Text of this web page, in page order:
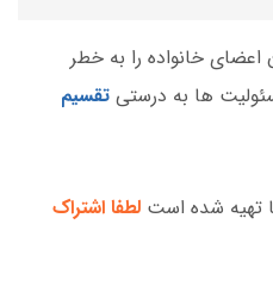
خانواده را به خطر
ها به درستی تقسیم
تهیه شده است لطفا اشتراک